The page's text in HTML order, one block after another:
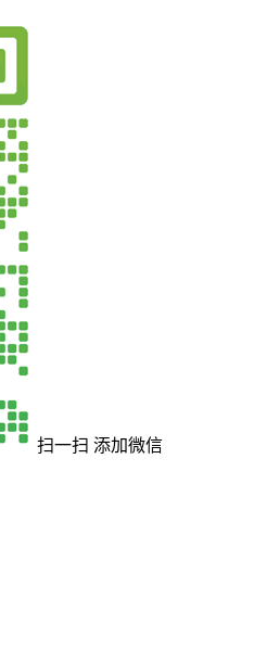
扫一扫 添加微信